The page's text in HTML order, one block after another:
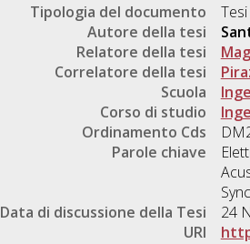
Tipologia del documento
Autore della tesi
Relatore della tesi
Correlatore della tesi
Scuola
Corso di studio
Ordinamento Cds
Parole chiave
Data di discussione della Tesi
24
URI